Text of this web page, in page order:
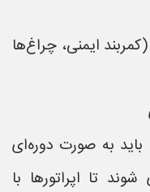
ایمنی، چراغ‌ها
به صورت دوره‌ای
تا اپراتورها با